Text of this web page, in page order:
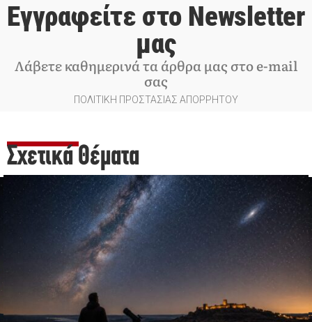
Εγγραφείτε στο Newsletter
μας
Λάβετε καθημερινά τα άρθρα μας στο e-mail
σας
ΠΟΛΙΤΙΚΗ ΠΡΟΣΤΑΣΙΑΣ ΑΠΟΡΡΗΤΟΥ
Σχετικά Θέματα